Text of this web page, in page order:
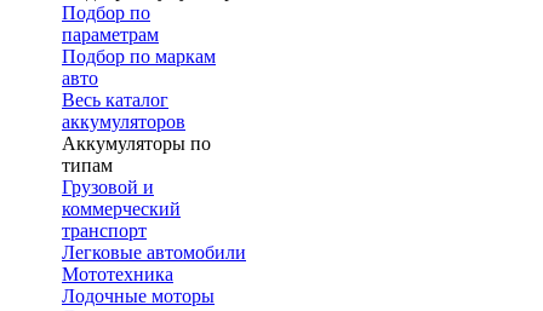
Подбор по
параметрам
Подбор по маркам
авто
Весь каталог
аккумуляторов
Аккумуляторы по
типам
Грузовой и
коммерческий
транспорт
Легковые автомобили
Мототехника
Лодочные моторы